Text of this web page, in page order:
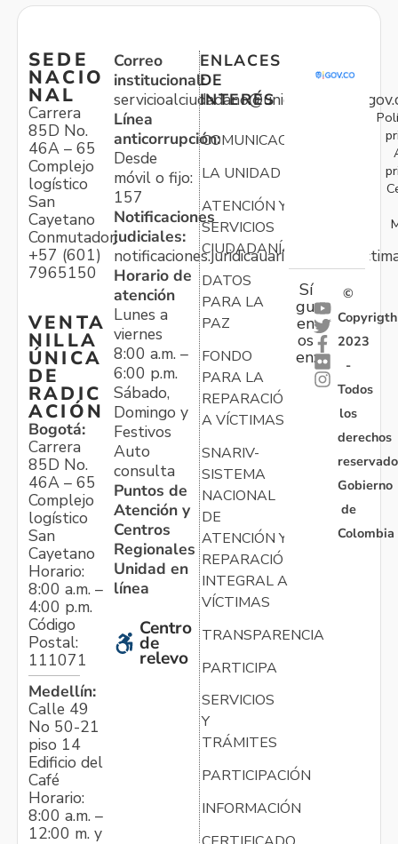
SEDE
NACIO
NAL
Carrera
85D No.
46A – 65
Complejo
logístico
San
Cayetano
Conmutador:
+57 (601)
7965150
VENTA
NILLA
ÚNICA
DE
RADIC
ACIÓN
Bogotá:
Carrera
85D No.
46A – 65
Complejo
logístico
San
Cayetano
Horario:
8:00 a.m. –
4:00 p.m.
Código
Postal:
111071
Medellín:
Calle 49
No 50-21
piso 14
Edificio del
Café
Horario:
8:00 a.m. –
12:00 m. y
Correo
institucional:
Línea
anticorrupción:
Desde
móvil o fijo:
157
Notificaciones
judiciales:
Horario de
atención
Lunes a
viernes
8:00 a.m. –
6:00 p.m.
Sábado,
Domingo y
Festivos
Auto
consulta
Puntos de
Atención y
Centros
Regionales
Unidad en
línea
Centro
de
relevo
ENLACES
DE
INTERÉS
COMUNICACIONES
LA UNIDAD
ATENCIÓN Y
SERVICIOS
CIUDADANÍA
DATOS
PARA LA
PAZ
FONDO
PARA LA
REPARACIÓN
A VÍCTIMAS
SNARIV-
SISTEMA
NACIONAL
DE
ATENCIÓN Y
REPARACIÓN
INTEGRAL A
VÍCTIMAS
TRANSPARENCIA
PARTICIPA
SERVICIOS
Y
TRÁMITES
PARTICIPACIÓN
INFORMACIÓN
Sí
gu
en
os
en:
©
Copyrigth
2023
-
Todos
los
derechos
Gobierno
de
Colombia